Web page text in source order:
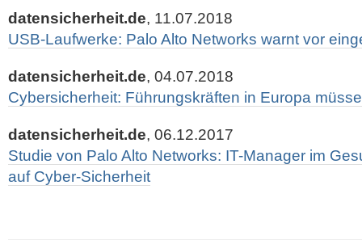
datensicherheit.de, 11.07.2018
USB-Laufwerke: Palo Alto Networks warnt vor
datensicherheit.de, 04.07.2018
Cybersicherheit: Führungskräften in Europa
datensicherheit.de, 06.12.2017
Studie von Palo Alto Networks: IT-Manager im
auf Cyber-Sicherheit